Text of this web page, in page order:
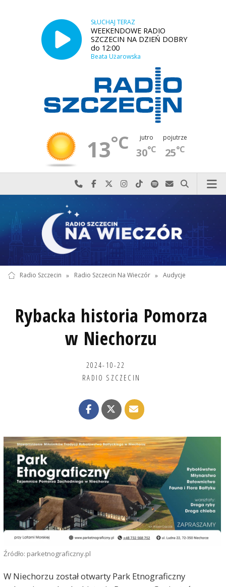
SŁUCHAJ TERAZ
WEEKENDOWE RADIO
SZCZECIN NA DZIEŃ DOBRY
do 12:00
Beata Użarowska
13°C jutro
30°C
pojutrze
25°C
Najlepiej po prostu do nas zadzwoń
Odwiedź nas na Facebook-u
Odwiedź nas na X
Odwiedź nas na Instagram-ie
Odwiedź nas na TikTok-u
Szukaj nas na Spotify
Wyślij do nas
Szukaj
Radio Szczecin » Radio Szczecin Na Wieczór » Audycje
Rybacka historia Pomorza
w Niechorzu
2024-10-22
RADIO SZCZECIN
Źródło: parketnograficzny.pl
W Niechorzu został otwarty Park Etnograficzny